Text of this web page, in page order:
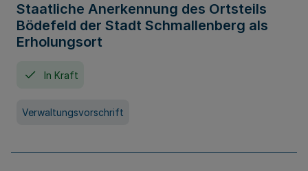
Staatliche Anerkennung des Ortsteils
Bödefeld der Stadt Schmallenberg als
Erholungsort
In Kraft
Verwaltungsvorschrift